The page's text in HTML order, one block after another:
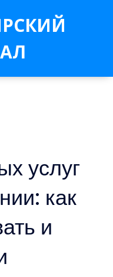
услуг
как
и